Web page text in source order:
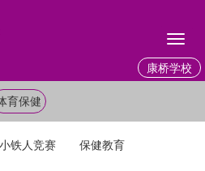
康桥学校
育保健
小铁人竞赛 保健教育